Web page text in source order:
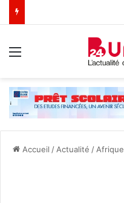
Accueil / Actualité / Afrique